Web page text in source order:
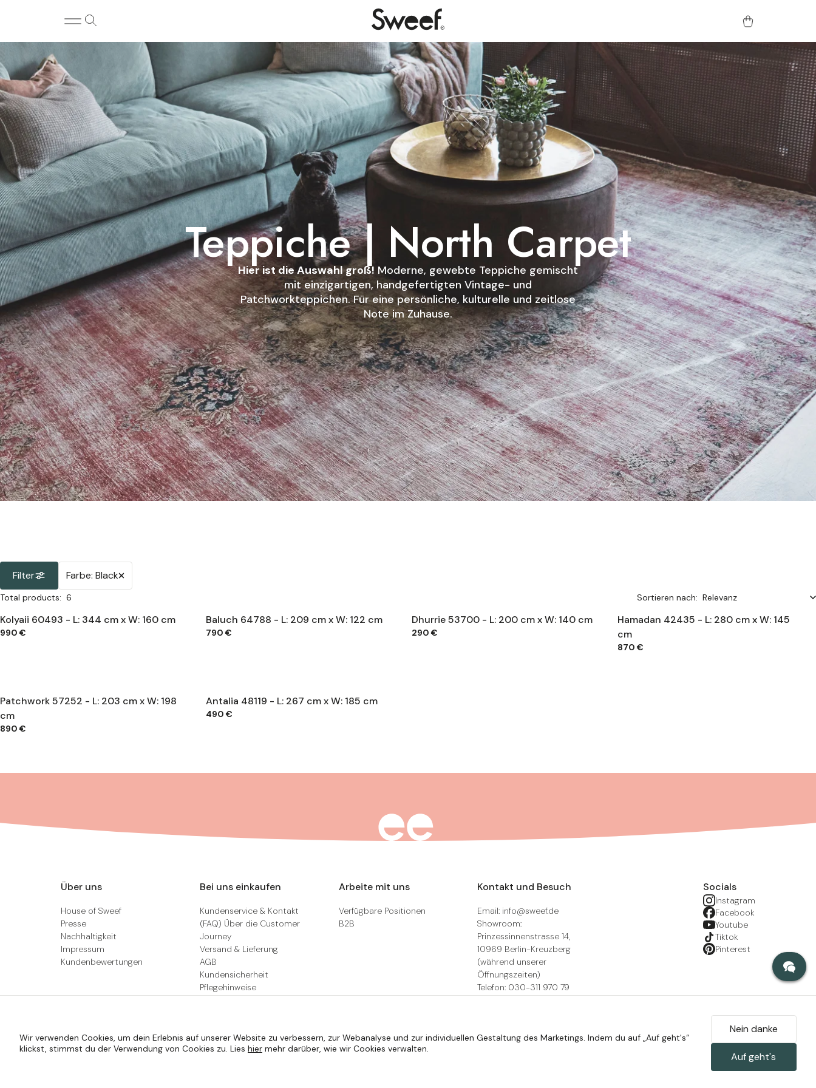
Teppiche | North Carpet
Hier ist die Auswahl groß! Moderne, gewebte Teppiche gemischt
mit einzigartigen, handgefertigten Vintage- und
Patchworkteppichen. Für eine persönliche, kulturelle und zeitlose
Note im Zuhause.
Filter Farbe: Black
Total products: 6 Sortieren nach:
Kolyaii 60493 - L: 344 cm x W: 160 cm
990 €
Baluch 64788 - L: 209 cm x W: 122 cm
790 €
Dhurrie 53700 - L: 200 cm x W: 140 cm
290 €
Hamadan 42435 - L: 280 cm x W: 145
cm
870 €
Patchwork 57252 - L: 203 cm x W: 198
cm
890 €
Antalia 48119 - L: 267 cm x W: 185 cm
490 €
Über uns
House of Sweef
Presse
Nachhaltigkeit
Impressum
Kundenbewertungen
Bei uns einkaufen
Kundenservice & Kontakt
(FAQ) Über die Customer
Journey
Versand & Lieferung
AGB
Kundensicherheit
Pflegehinweise
Arbeite mit uns
Verfügbare Positionen
B2B
Kontakt und Besuch
Email: info@sweef.de
Showroom:
Prinzessinnenstrasse 14,
10969 Berlin-Kreuzberg
(während unserer
Öffnungszeiten)
Telefon: 030-311 970 79
unserer Öffnungszeiten)
Socials
Instagram
Facebook
Youtube
Tiktok
Pinterest
Wir verwenden Cookies, um dein Erlebnis auf unserer Website zu verbessern, zur Webanalyse und zur individuellen Gestaltung des Marketings. Indem du auf „Auf geht's“
klickst, stimmst du der Verwendung von Cookies zu. Lies hier mehr darüber, wie wir Cookies verwalten.
Nein danke
Auf geht's